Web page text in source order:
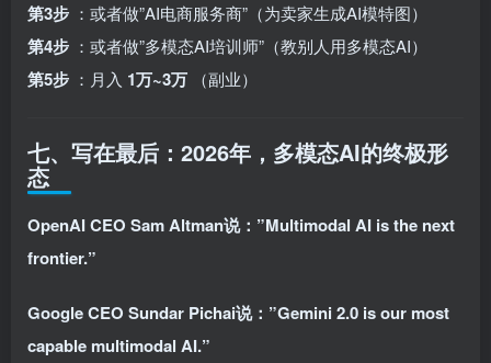
第3步 ：或者做”AI电商服务商”（为卖家生成AI模特图）
第4步 ：或者做”多模态AI培训师”（教别人用多模态AI）
第5步 ：月入 1万~3万 （副业）
七、写在最后：2026年，多模态AI的终极形
态
OpenAI CEO Sam Altman说：”Multimodal AI is the next
frontier.”
Google CEO Sundar Pichai说：”Gemini 2.0 is our most
capable multimodal AI.”